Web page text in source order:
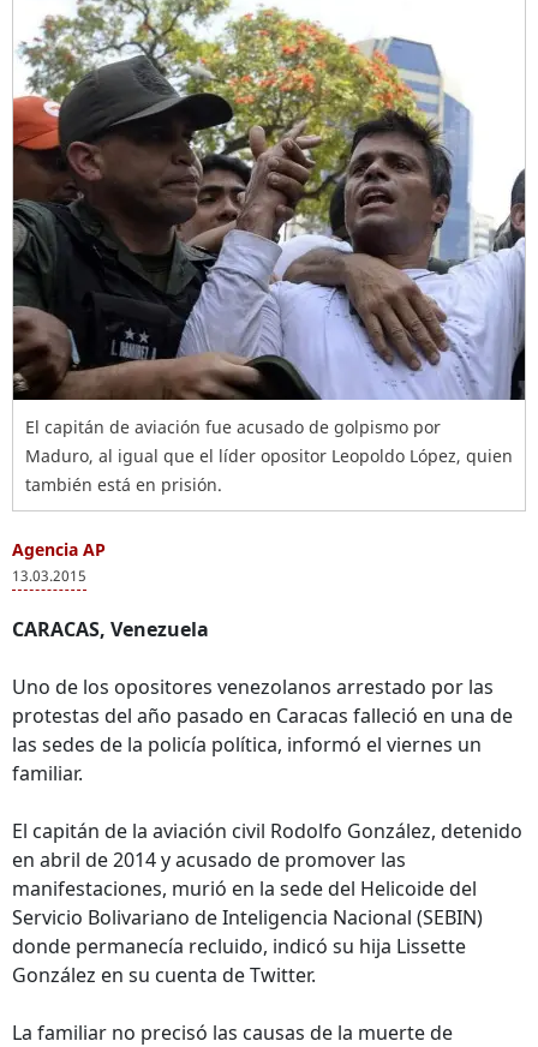
El capitán de aviación fue acusado de golpismo por
Maduro, al igual que el líder opositor Leopoldo López, quien
también está en prisión.
Agencia AP
13.03.2015
CARACAS, Venezuela
Uno de los opositores venezolanos arrestado por las
protestas del año pasado en Caracas falleció en una de
las sedes de la policía política, informó el viernes un
familiar.
El capitán de la aviación civil Rodolfo González, detenido
en abril de 2014 y acusado de promover las
manifestaciones, murió en la sede del Helicoide del
Servicio Bolivariano de Inteligencia Nacional (SEBIN)
donde permanecía recluido, indicó su hija Lissette
González en su cuenta de Twitter.
La familiar no precisó las causas de la muerte de